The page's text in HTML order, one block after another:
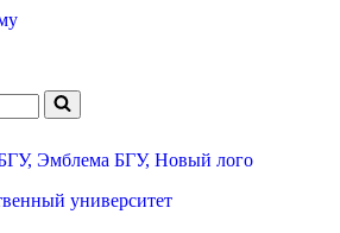
университет